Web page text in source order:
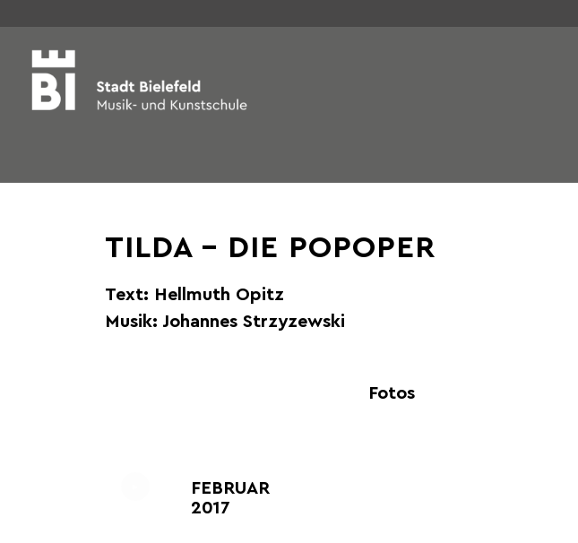
TILDA – DIE POPOPER
Text: Hellmuth Opitz
Musik: Johannes Strzyzewski
FEBRUAR
2017
Fotos